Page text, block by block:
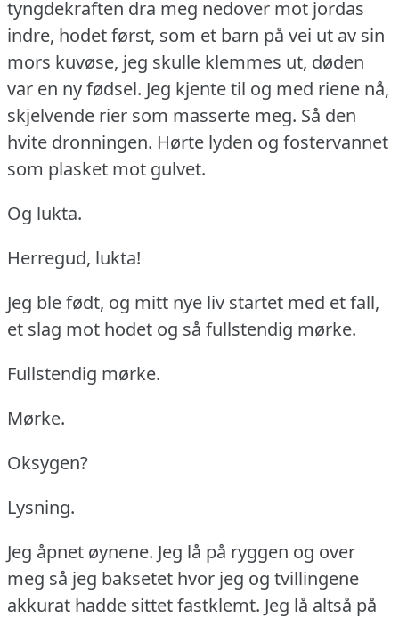
tyngdekraften dra meg nedover mot jordas
indre, hodet først, som et barn på vei ut av sin
mors kuvøse, jeg skulle klemmes ut, døden
var en ny fødsel. Jeg kjente til og med riene nå,
skjelvende rier som masserte meg. Så den
hvite dronningen. Hørte lyden og fostervannet
som plasket mot gulvet.
Og lukta.
Herregud, lukta!
Jeg ble født, og mitt nye liv startet med et fall,
et slag mot hodet og så fullstendig mørke.
Fullstendig mørke.
Mørke.
Oksygen?
Lysning.
Jeg åpnet øynene. Jeg lå på ryggen og over
meg så jeg baksetet hvor jeg og tvillingene
akkurat hadde sittet fastklemt. Jeg lå altså på